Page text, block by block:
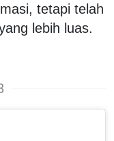
tetapi telah
lebih luas.